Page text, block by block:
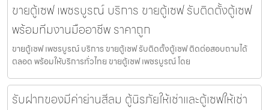
ขายตู้เซฟ เพชรบูรณ์ บริการ ขายตู้เซฟ รับติดตั้งตู้เซฟ
พร้อมทีมงานมืออาชีพ ราคาถูก
ขายตู้เซฟ เพชรบูรณ์ บริการ ขายตู้เซฟ รับติดตั้งตู้เซฟ ติดต่อสอบถามได้
ตลอด พร้อมให้บริการทั่วไทย ขายตู้เซฟ เพชรบูรณ์ โดย
รับฝากของมีค่าย่านสีลม ตู้นิรภัยให้เช่าและตู้เซฟให้เช่า